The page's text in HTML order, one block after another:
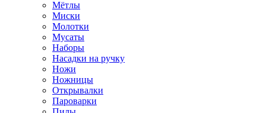
Мётлы
Миски
Молотки
Мусаты
Наборы
Насадки на ручку
Ножи
Ножницы
Открывалки
Пароварки